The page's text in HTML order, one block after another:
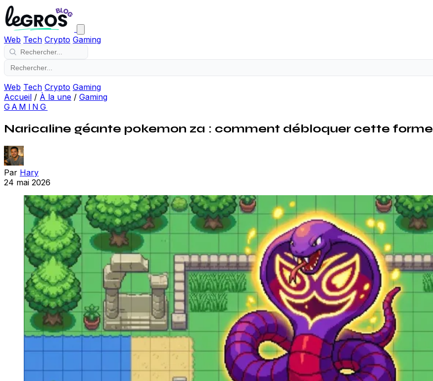
Web Tech Crypto Gaming
Web Tech Crypto Gaming
Accueil / À la une / Gaming
GAMING
Naricaline géante pokemon za : comment débloquer cette forme
Par Hary
24 mai 2026